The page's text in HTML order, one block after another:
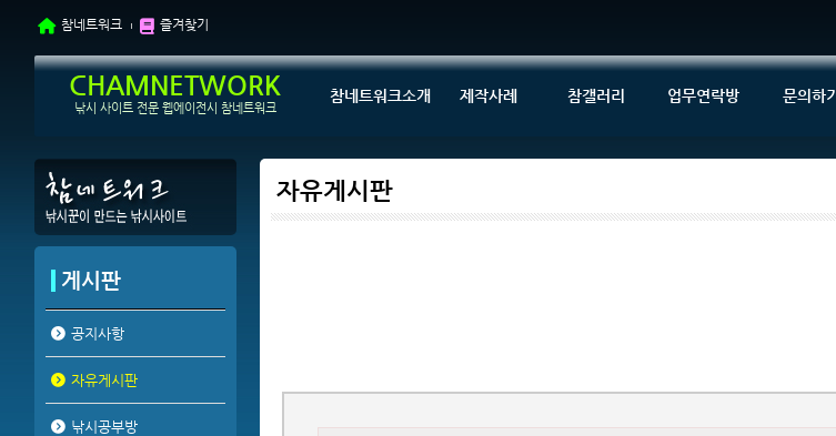
참네트워크 즐겨찾기
CHAMNETWORK
낚시 사이트 전문 웹에이전시 참네트워크
참네트워크소개 제작사례 참갤러리 업무연락방 문의하기
자유게시판
게시판
공지사항
자유게시판
낚시공부방